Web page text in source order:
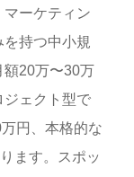
ーケティン
持つ中小規
額20万〜30万
ジェクト型で
円、本格的な
ます。スポッ